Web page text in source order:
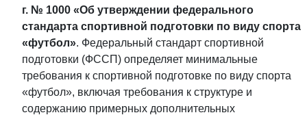
г. № 1000 «Об утверждении федерального
стандарта спортивной подготовки по виду спорта
«футбол». Федеральный стандарт спортивной
подготовки (ФССП) определяет минимальные
требования к спортивной подготовке по виду спорта
«футбол», включая требования к структуре и
содержанию примерных дополнительных